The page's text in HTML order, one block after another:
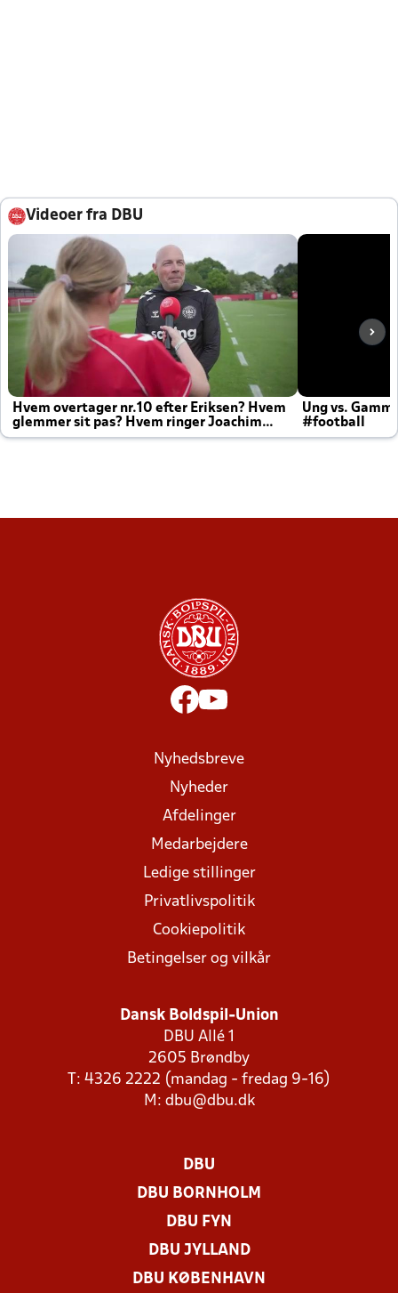
Videoer fra DBU
Hvem overtager nr.10 efter Eriksen? Hvem
glemmer sit pas? Hvem ringer Joachim
altid til efter kampe?
Ung vs.
#football
Nyhedsbreve
Nyheder
Afdelinger
Medarbejdere
Ledige stillinger
Privatlivspolitik
Cookiepolitik
Betingelser og vilkår
Dansk Boldspil-Union
DBU Allé 1
2605 Brøndby
T: 4326 2222 (mandag - fredag 9-16)
M: dbu@dbu.dk
DBU
DBU BORNHOLM
DBU FYN
DBU JYLLAND
DBU KØBENHAVN